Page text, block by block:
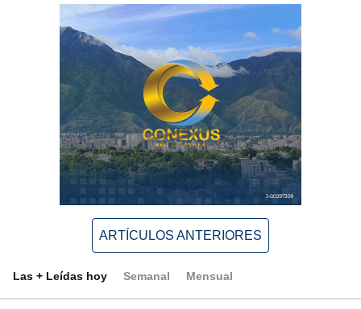
ARTÍCULOS ANTERIORES
Las + Leídas hoy Semanal Mensual